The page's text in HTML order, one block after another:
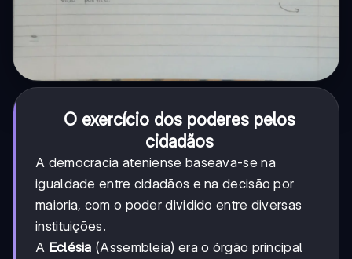
O exercício dos poderes pelos
cidadãos
A democracia ateniense baseava-se na
igualdade entre cidadãos e na decisão por
maioria, com o poder dividido entre diversas
instituições.
A Eclésia (Assembleia) era o órgão principal